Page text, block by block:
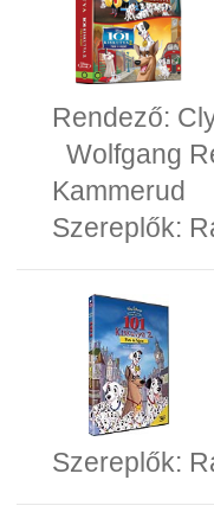
Rendező:
Wolfgang
Kammerud
Szereplők:
Szereplők: